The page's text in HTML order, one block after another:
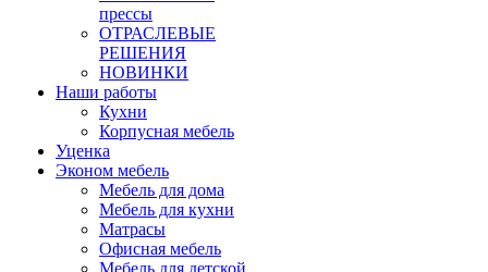
прессы
ОТРАСЛЕВЫЕ
РЕШЕНИЯ
НОВИНКИ
Наши работы
Кухни
Корпусная мебель
Уценка
Эконом мебель
Мебель для дома
Мебель для кухни
Матрасы
Офисная мебель
Мебель для детской